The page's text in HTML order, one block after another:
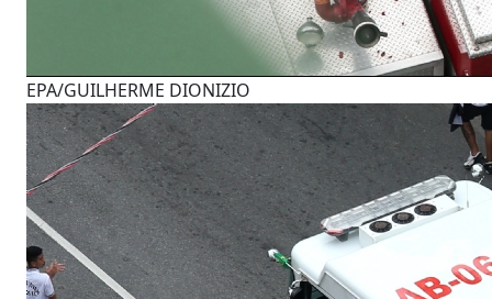
EPA/GUILHERME DIONIZIO